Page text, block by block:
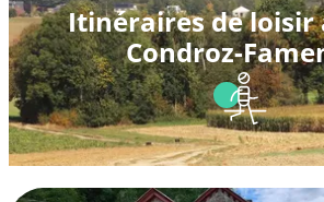
Itinéraires de loisir
Condroz-